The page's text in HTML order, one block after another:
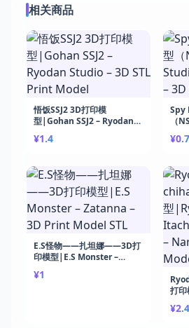
相关商品
悟饭SSJ2 3D打印模
型|Gohan SSJ2 – Ryodan
Model
¥1.4
Spy
（
3D
¥0.7
E.S怪物——扎坦娜——3D打
印模型|E.S Monster –
STL
¥1
打
¥2.4